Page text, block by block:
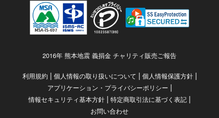
2016年 熊本地震 義捐金 チャリティ販売ご報告
利用規約 | 個人情報の取り扱いについて | 個人情報保護方針|
アプリケーション・プライバシーポリシー |
情報セキュリティ基本方針 | 特定商取引法に基づく表記 |
お問い合わせ